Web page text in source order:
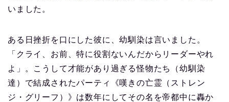
いました。
ある日挫折を口にした彼に、幼馴染は言いました。
「クライ、お前、特に役割ないんだからリーダーやれ
よ」。こうして才能があり過ぎる怪物たち（幼馴染
達）で結成されたパーティ《嘆きの亡霊（ストレン
ジ・グリーフ）》は数年にしてその名を帝都中に轟か